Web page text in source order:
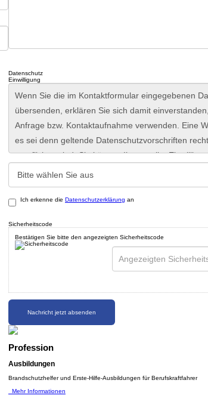
Datenschutz
Einwilligung
Ich erkenne die Datenschutzerklärung an
Sicherheitscode
Bestätigen Sie bitte den angezeigten Sicherheitscode
Nachricht jetzt absenden
Profession
Ausbildungen
Brandschutzhelfer und Erste-Hilfe-Ausbildungen für Berufskraftfahrer
Mehr Informationen